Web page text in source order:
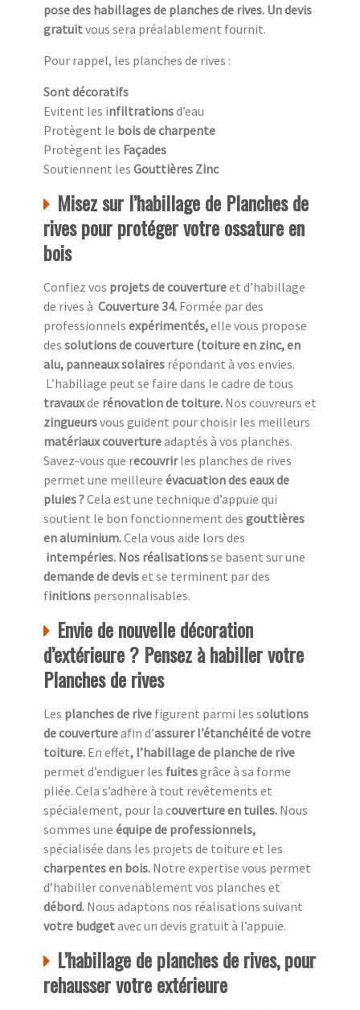
pose des habillages de planches de rives. Un devis
gratuitvous sera préalablement fournit.
Pour rappel, les planches de rives :
Sont décoratifs
Evitent les infiltrationsd’eau
Protègent le bois de charpente
Protègent les Façades
Soutiennent les Gouttières Zinc
Misez sur l’habillage de Planches de
rives pour protéger votre ossature en
bois
Confiez vos projets de couvertureet d’habillage
de rives à Couverture 34. Formée par des
professionnels expérimentés,elle vous propose
des solutions de couverture (toiture en zinc, en
alu, panneaux solaires répondant à vos envies.
L’habillage peut se faire dans le cadre de tous
travauxde rénovation de toiture. Nos couvreurs et
zingueursvous guident pour choisir les meilleurs
matériaux couvertureadaptés à vos planches.
Savez-vous que recouvrirles planches de rives
permet une meilleure évacuation des eaux de
pluies ?Cela est une technique d’appuie qui
soutient le bon fonctionnement des gouttières
en aluminium.Cela vous aide lors des
intempéries. Nos réalisationsse basent sur une
demande de deviset se terminent par des
finitions personnalisables.
Envie de nouvelle décoration
d’extérieure ? Pensez à habiller votre
Planches de rives
Les planches de rive figurent parmi les solutions
de couvertureafin d’assurer l’étanchéité de votre
toiture. En effet, l’habillage de planche de rive
permet d’endiguer les fuitesgrâce à sa forme
pliée. Cela s’adhère à tout revêtements et
spécialement, pour la couverture en tuiles. Nous
sommes une équipe de professionnels,
spécialisée dans les projets de toiture et les
charpentes en bois. Notre expertise vous permet
d’habiller convenablement vos planches et
débord. Nous adaptons nos réalisations suivant
votre budgetavec un devis gratuit à l’appuie.
L’habillage de planches de rives, pour
rehausser votre extérieure